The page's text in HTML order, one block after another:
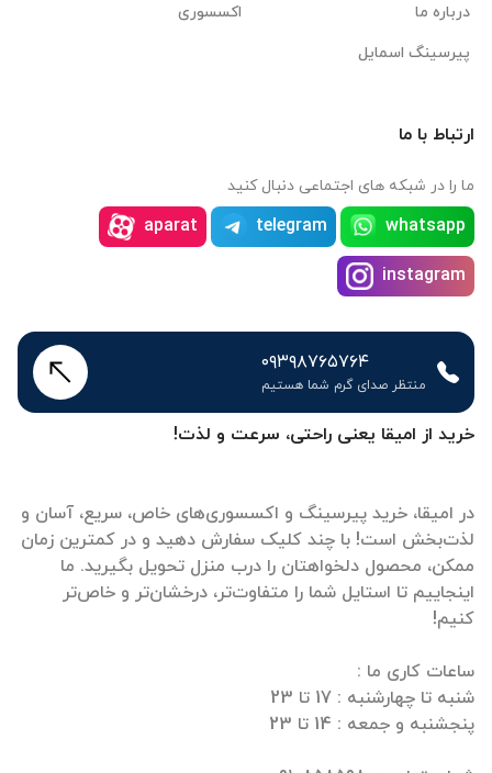
خرید از امیقا یعنی راحتی، سرعت و لذت!
در امیقا، خرید پیرسینگ و اکسسوری‌های خاص، سریع، آسان و
لذت‌بخش است! با چند کلیک سفارش دهید و در کمترین زمان
ممکن، محصول دلخواهتان را درب منزل تحویل بگیرید. ما
اینجاییم تا استایل شما را متفاوت‌تر، درخشان‌تر و خاص‌تر
درباره ما
پیرسینگ اسمایل
اکسسوری
ارتباط با ما
ما را در شبکه های اجتماعی دنبال کنید
whatsapp
telegram
aparat
instagram
۰۹۳۹۸۷۶۵۷۶۴
منتظر صدای گرم شما هستیم